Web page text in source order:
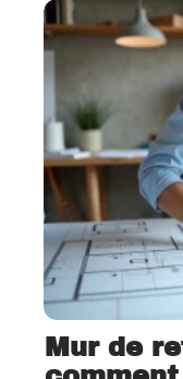
Mur de